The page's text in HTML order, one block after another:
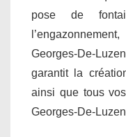
pose de
Georges-De-
garantit la
ainsi que tous
Georges-De-